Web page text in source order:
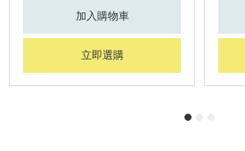
加入購物車
立即選購